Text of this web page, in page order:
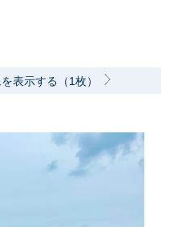
表示する（1枚）